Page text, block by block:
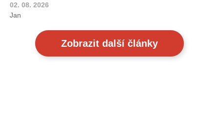
02. 08. 2026
Jan
Zobrazit další články